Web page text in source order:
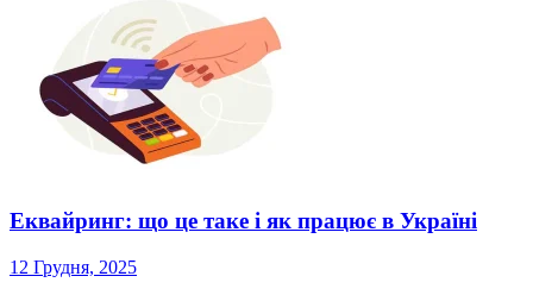
Еквайринг: що це таке і як працює в Україні
12 Грудня, 2025